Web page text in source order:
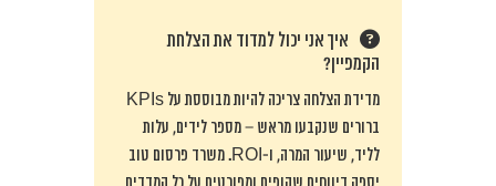
איך אני יכול למדוד את הצלחת
הקמפיין?
מדידת הצלחה צריכה להיות מבוססת על KPIs
ברורים שנקבעו מראש – מספר לידים, עלות
לליד, שיעור המרה, ו-ROI. משרד פרסום טוב